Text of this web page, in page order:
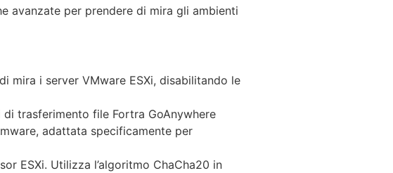
avanzate per prendere di mira gli ambienti
mira i server VMware ESXi, disabilitando le
trasferimento file Fortra GoAnywhere
adattata specificamente per
ESXi. Utilizza l’algoritmo ChaCha20 in